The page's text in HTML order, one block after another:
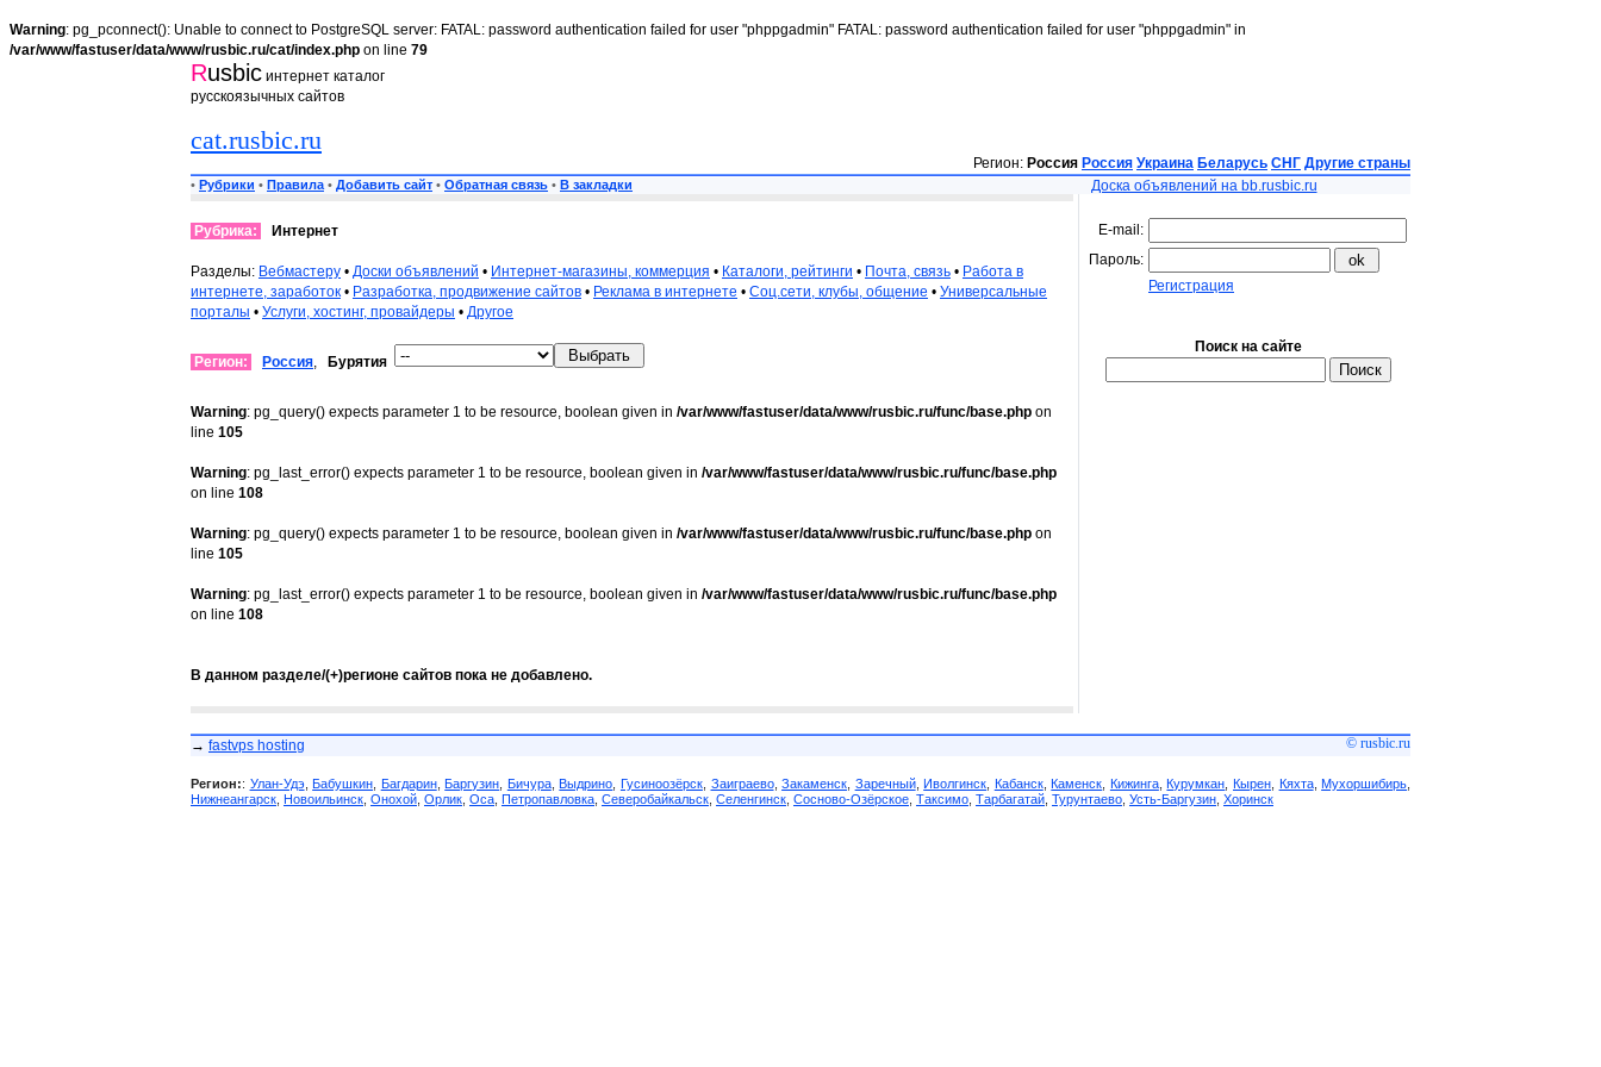
Warning: pg_pconnect(): Unable to connect to PostgreSQL server: FATAL: password authentication failed for user "phppgadmin" FATAL: password authentication failed for user "phppgadmin" in
/var/www/fastuser/data/www/rusbic.ru/cat/index.php on line 79
Rusbic интернет каталог
русскоязычных сайтов
cat.rusbic.ru
Регион: Россия Россия Украина Беларусь СНГ Другие страны
• Рубрики • Правила • Добавить сайт • Обратная связь • В закладки Доска объявлений на bb.rusbic.ru
Рубрика: Интернет
Разделы: Вебмастеру • Доски объявлений • Интернет-магазины, коммерция • Каталоги, рейтинги • Почта, связь • Работа в
интернете, заработок • Разработка, продвижение сайтов • Реклама в интернете • Соц.сети, клубы, общение • Универсальные
порталы • Услуги, хостинг, провайдеры • Другое
Регион: Россия, Бурятия
Warning: pg_query() expects parameter 1 to be resource, boolean given in /var/www/fastuser/data/www/rusbic.ru/func/base.php on
line 105
Warning: pg_last_error() expects parameter 1 to be resource, boolean given in /var/www/fastuser/data/www/rusbic.ru/func/base.php
on line 108
Warning: pg_query() expects parameter 1 to be resource, boolean given in /var/www/fastuser/data/www/rusbic.ru/func/base.php on
line 105
Warning: pg_last_error() expects parameter 1 to be resource, boolean given in /var/www/fastuser/data/www/rusbic.ru/func/base.php
on line 108
В данном разделе/(+)регионе сайтов пока не добавлено.
E-mail:
Пароль:
Регистрация
Поиск на сайте
→ fastvps hosting © rusbic.ru
Регион:: Улан-Удэ ,Бабушкин Багдарин,Баргузин Бичура,Выдрино Гусиноозёрск, Заиграево,Закаменск Заречный,Иволгинск Кабанск,Каменск Кижинга,Курумкан Кырен Кяхта,Мухоршибирь
Нижнеангарск Новоильинск Онохой Орлик Оса Петропавловка Северобайкальск Селенгинск Сосново-Озёрское Таксимо Тарбагатай Турунтаево Усть-Баргузин Хоринск